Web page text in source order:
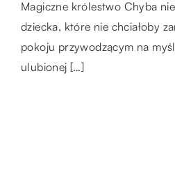
Od wczesnych godzin
wieczór było […]
Magiczne królestwo Chyba
dziecka, które nie chciałoby
pokoju przywodzącym na
ulubionej […]
Z pewnością każdy troskliwy i
rodzic zdaje sobie sprawę, jak
spędzanie czasu z dziećmi.
można […]